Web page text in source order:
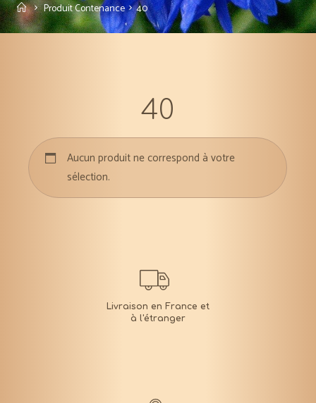
Accueil
Produit Contenance 40
40
Aucun produit ne correspond à votre
sélection.